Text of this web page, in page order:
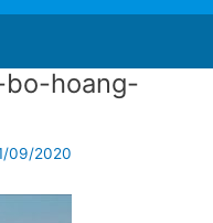
hoang-
09/2020